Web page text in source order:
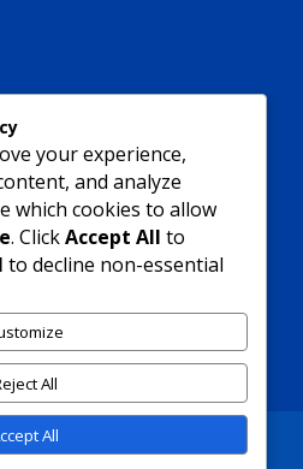
Contadores Públicos de
your experience,
and analyze
which cookies to allow
. ClickAccept All to
to decline non-essential
All
All